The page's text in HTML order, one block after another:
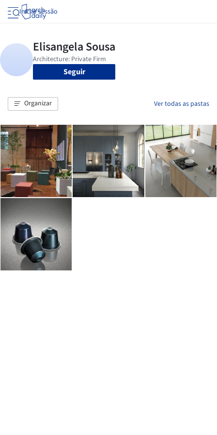
Iniciar sessão
Seguir
Organizar Ver todas as pastas